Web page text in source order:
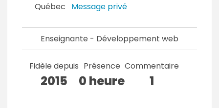
Québec Message privé
Enseignante - Développement web
Fidèle depuis
2015
Présence
0 heure
Commentaire
1